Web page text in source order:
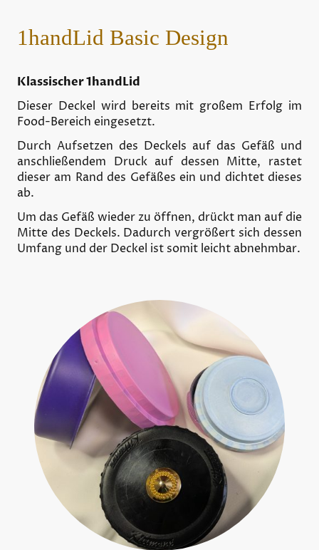
1handLid Basic Design
Klassischer 1handLid
Dieser Deckel wird bereits mit großem Erfolg im
Food-Bereich eingesetzt.
Durch Aufsetzen des Deckels auf das Gefäß und
anschließendem Druck auf dessen Mitte, rastet
dieser am Rand des Gefäßes ein und dichtet dieses
ab.
Um das Gefäß wieder zu öffnen, drückt man auf die
Mitte des Deckels. Dadurch vergrößert sich dessen
Umfang und der Deckel ist somit leicht abnehmbar.